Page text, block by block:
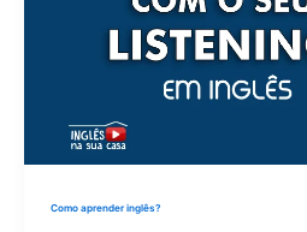
Como aprender inglês?